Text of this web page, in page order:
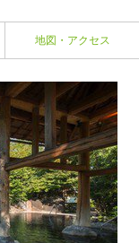
地図・アクセス